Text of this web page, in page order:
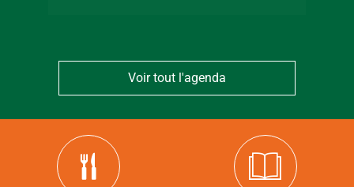
Voir tout l'agenda